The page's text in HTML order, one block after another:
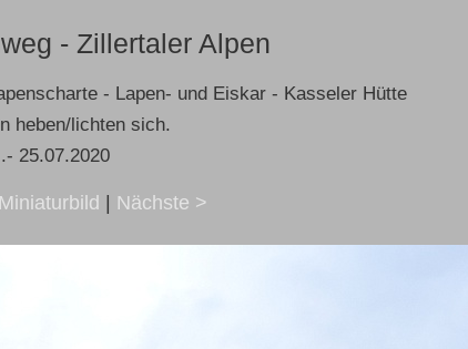
- Zillertaler Alpen
- Lapen- und Eiskar - Kasseler Hütte
heben/lichten sich.
25.07.2020
Miniaturbild | Nächste >